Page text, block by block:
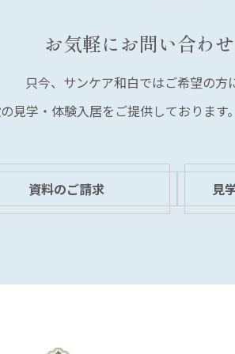
お気軽にお問い合わ
只今、サンケア和白ではご希望の方
見学・体験入居を ご提供しております。
資料のご請求 見